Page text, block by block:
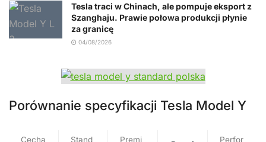
Tesla traci w Chinach, ale pompuje eksport z
Szanghaju. Prawie połowa produkcji płynie
za granicę
04/08/2026
Porównanie specyfikacji Tesla Model Y
Cecha Stand Premi Perfor